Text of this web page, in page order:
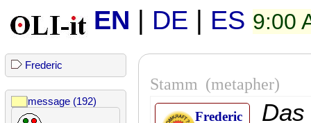
EN | DE | ES 9:00
Frederic
message (192)
Stamm (metapher)
Frederic